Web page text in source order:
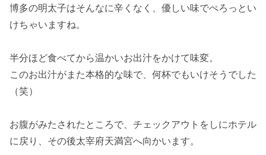
博多の明太子はそんなに辛くなく、優しい味でぺろっとい
けちゃいますね。
半分ほど食べてから温かいお出汁をかけて味変。
このお出汁がまた本格的な味で、何杯でもいけそうでした
（笑）
お腹がみたされたところで、チェックアウトをしにホテル
に戻り、その後太宰府天満宮へ向かいます。